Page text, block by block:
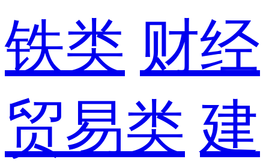
铁类 财经
贸易类 建